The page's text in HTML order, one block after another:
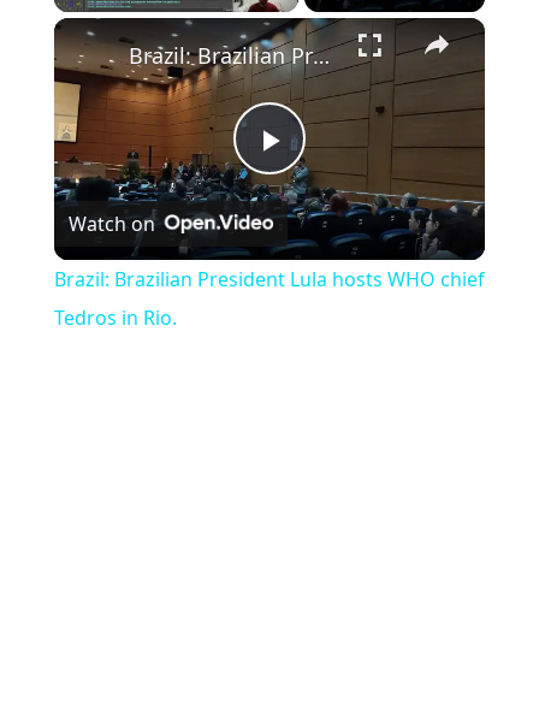
×
Play Video
Brazil: Brazilian President Lula hosts WHO chief Tedros in Rio.
Watch on
Brazil: Brazilian President Lula hosts WHO chief
Tedros in Rio.